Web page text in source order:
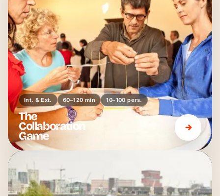
Int. & Ext. 60–120 min 10–100 pers.
The
Collaboration
Game